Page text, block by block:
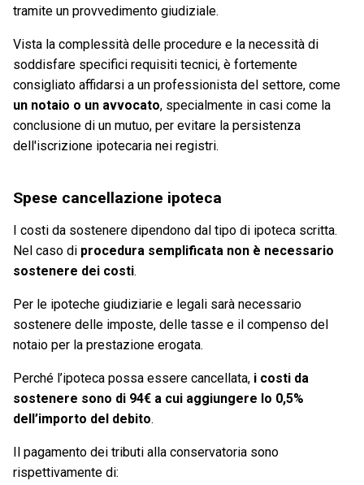
tramite un provvedimento giudiziale.
Vista la complessità delle procedure e la necessità di
soddisfare specifici requisiti tecnici, è fortemente
consigliato affidarsi a un professionista del settore, come
un notaio o un avvocato, specialmente in casi come la
conclusione di un mutuo, per evitare la persistenza
dell'iscrizione ipotecaria nei registri.
Spese cancellazione ipoteca
I costi da sostenere dipendono dal tipo di ipoteca scritta.
Nel caso di procedura semplificata non è necessario
sostenere dei costi.
Per le ipoteche giudiziarie e legali sarà necessario
sostenere delle imposte, delle tasse e il compenso del
notaio per la prestazione erogata.
Perché l’ipoteca possa essere cancellata, i costi da
sostenere sono di 94€ a cui aggiungere lo 0,5%
dell’importo del debito.
Il pagamento dei tributi alla conservatoria sono
rispettivamente di: